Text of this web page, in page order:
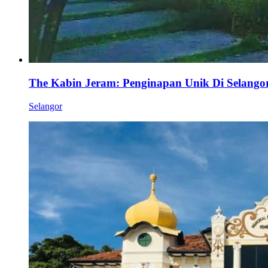
The Kabin Jeram: Penginapan Unik Di
Selangor